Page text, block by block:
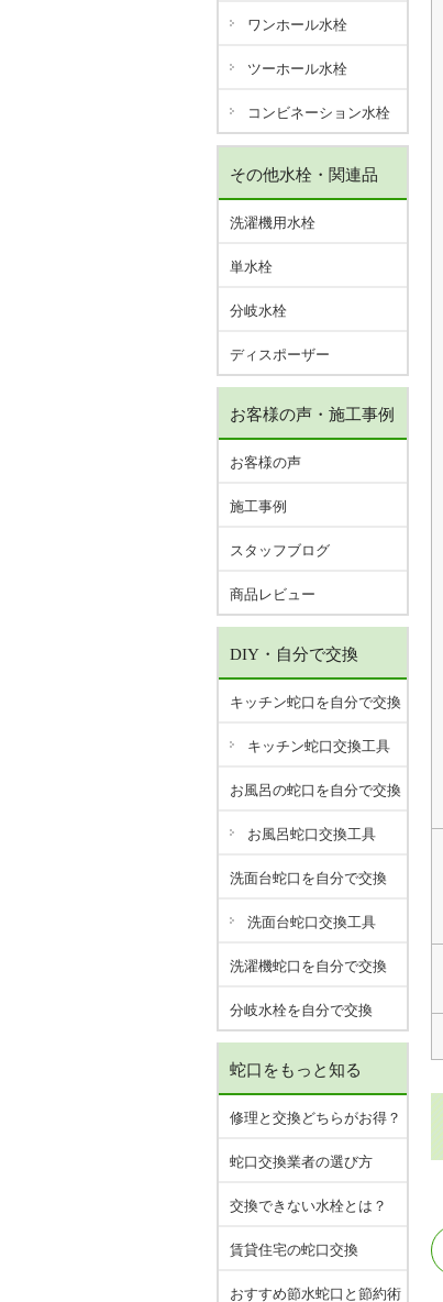
ワンホール水栓
ツーホール水栓
コンビネーション水栓
その他水栓・関連品
洗濯機用水栓
単水栓
分岐水栓
ディスポーザー
お客様の声・施工事例
お客様の声
施工事例
スタッフブログ
商品レビュー
DIY・自分で交換
キッチン蛇口を自分で交換
キッチン蛇口交換工具
お風呂の蛇口を自分で交換
お風呂蛇口交換工具
洗面台蛇口を自分で交換
洗面台蛇口交換工具
洗濯機蛇口を自分で交換
分岐水栓を自分で交換
蛇口をもっと知る
修理と交換どちらがお得？
蛇口交換業者の選び方
交換できない水栓とは？
賃貸住宅の蛇口交換
おすすめ節水蛇口と節約術